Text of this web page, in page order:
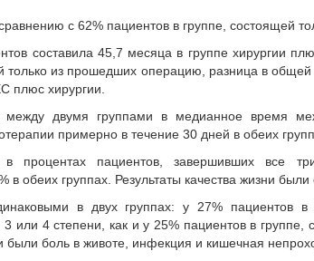
с 62% пациентов в группе, состоящей
составила 45,7 месяца в группе хирургии
только из прошедших операцию, разница в общей
плюс хирургии.
двумя группами в медианное время
примерно в течение 30 дней в обеих
пациентов, завершивших все три
обеих группах. Результаты качества жизни были
в двух группах: у 27% пациентов в
или 4 степени, как и у 25% пациентов в группе,
боль в животе, инфекция и кишечная